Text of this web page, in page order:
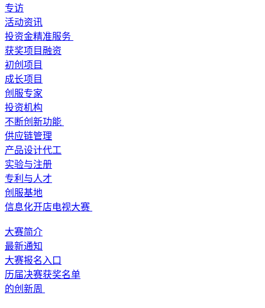
专访
活动资讯
投资金精准服务
获奖项目融资
初创项目
成长项目
创服专家
投资机构
不断创新功能
供应链管理
产品设计代工
实验与注册
专利与人才
创服基地
信息化开店电视大赛
大赛简介
最新通知
大赛报名入口
历届决赛获奖名单
的创新周